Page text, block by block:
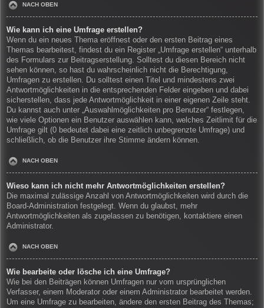
NACH OBEN
Wie kann ich eine Umfrage erstellen?
Wenn du ein neues Thema eröffnest oder den ersten Beitrag eines
Themas bearbeitest, findest du ein Register „Umfrage erstellen“ unterhalb
des Formulars zur Beitragserstellung. Solltest du diesen Bereich nicht
sehen können, so hast du wahrscheinlich nicht die Berechtigung,
Umfragen zu erstellen. Du solltest einen Titel und mindestens zwei
Antwortmöglichkeiten in die entsprechenden Felder eingeben und dabei
sicherstellen, dass jede Antwortmöglichkeit in einer eigenen Zeile steht.
Du kannst auch unter „Auswahlmöglichkeiten pro Benutzer“ festlegen,
wie viele Optionen ein Benutzer auswählen kann, welches Zeitlimit für die
Umfrage gilt (0 bedeutet dabei eine zeitlich unbegrenzte Umfrage) und
schließlich, ob die Benutzer ihre Stimme ändern können.
NACH OBEN
Wieso kann ich nicht mehr Antwortmöglichkeiten erstellen?
Die maximal zulässige Anzahl von Antwortmöglichkeiten wird durch die
Board-Administration festgelegt. Wenn du glaubst, mehr
Antwortmöglichkeiten als zugelassen zu benötigen, kontaktiere einen
Administrator.
NACH OBEN
Wie bearbeite oder lösche ich eine Umfrage?
Wie bei den Beiträgen können Umfragen nur vom ursprünglichen
Verfasser, einem Moderator oder einem Administrator bearbeitet werden.
Um eine Umfrage zu bearbeiten, ändere den ersten Beitrag des Themas;